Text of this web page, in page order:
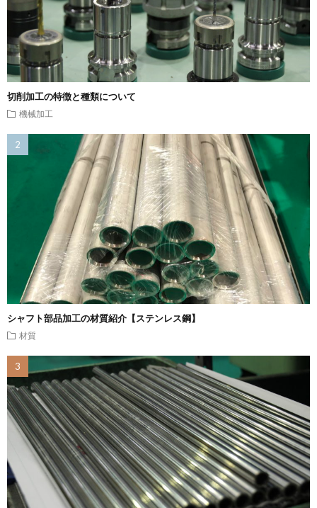
切削加工の特徴と種類について
機械加工
シャフト部品加工の材質紹介【ステンレス鋼】
材質